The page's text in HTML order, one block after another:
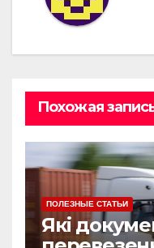
Похожая
ПОЛЕЗНЫЕ СТАТЬИ
Які